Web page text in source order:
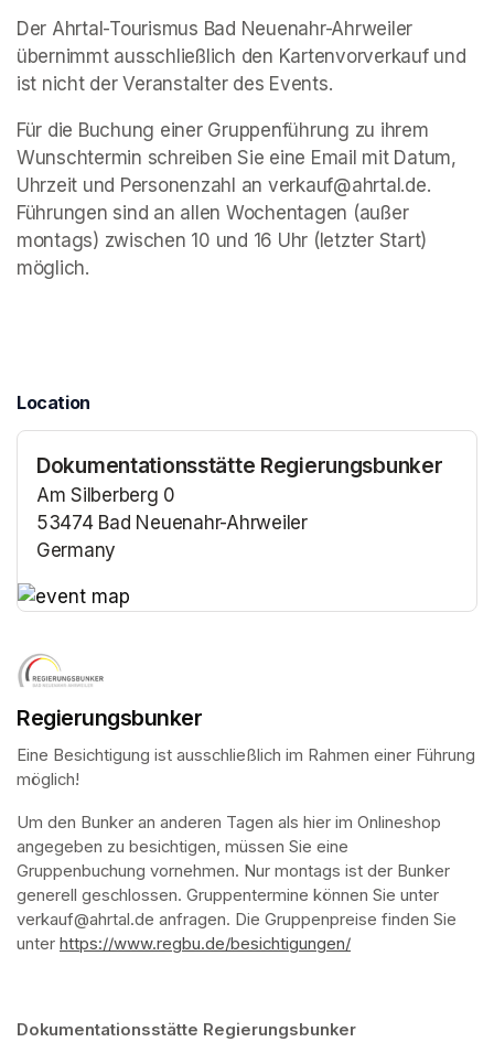
Der Ahrtal-Tourismus Bad Neuenahr-Ahrweiler
übernimmt ausschließlich den Kartenvorverkauf und
ist nicht der Veranstalter des Events.
Für die Buchung einer Gruppenführung zu ihrem
Wunschtermin schreiben Sie eine Email mit Datum,
Uhrzeit und Personenzahl an verkauf@ahrtal.de.
Führungen sind an allen Wochentagen (außer
montags) zwischen 10 und 16 Uhr (letzter Start)
möglich.
Location
Dokumentationsstätte Regierungsbunker
Am Silberberg 0
53474 Bad Neuenahr-Ahrweiler
Germany
Regierungsbunker
Eine Besichtigung ist ausschließlich im Rahmen einer Führung
möglich!
Um den Bunker an anderen Tagen als hier im Onlineshop
angegeben zu besichtigen, müssen Sie eine
Gruppenbuchung vornehmen. Nur montags ist der Bunker
generell geschlossen. Gruppentermine können Sie unter
verkauf@ahrtal.de anfragen. Die Gruppenpreise finden Sie
unter https://www.regbu.de/besichtigungen/
Dokumentationsstätte Regierungsbunker